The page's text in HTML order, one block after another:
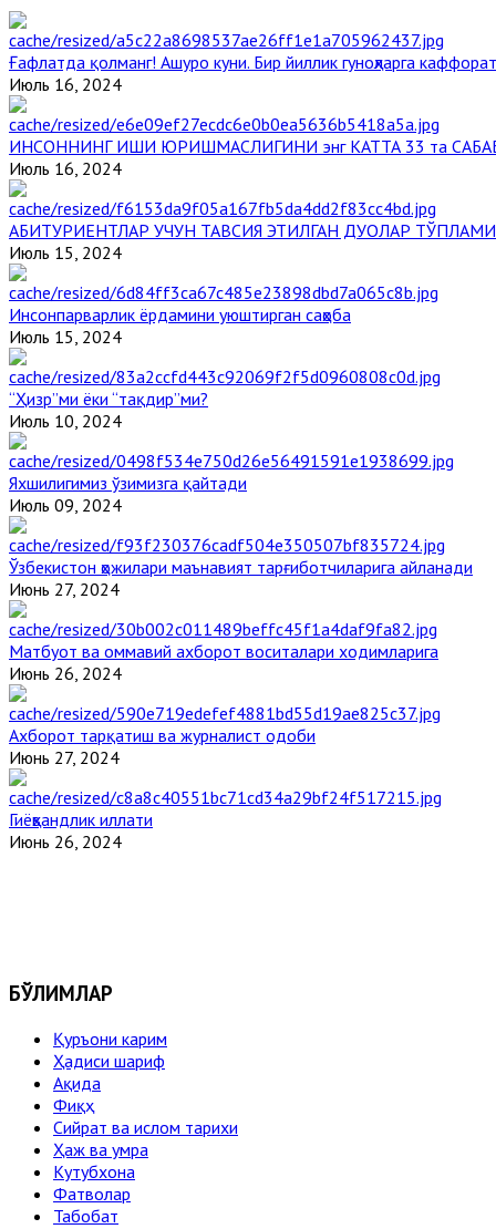
Ғафлатда қолманг! Ашуро куни. Бир йиллик гуноҳларга
Июль 16, 2024
ИНСОННИНГ ИШИ ЮРИШМАСЛИГИНИ энг КАТТА 33 та
Июль 16, 2024
АБИТУРИЕНТЛАР УЧУН ТАВСИЯ ЭТИЛГАН ДУОЛАР ТЎПЛАМИ
Июль 15, 2024
Инсонпарварлик ёрдамини уюштирган саҳоба
Июль 15, 2024
“Ҳизр”ми ёки “тақдир”ми?
Июль 10, 2024
Яхшилигимиз ўзимизга қайтади
Июль 09, 2024
Ўзбекистон ҳожилари маънавият тарғиботчиларига айланади
Июнь 27, 2024
Матбуот ва оммавий ахборот воситалари ходимларига
Июнь 26, 2024
Ахборот тарқатиш ва журналист одоби
Июнь 27, 2024
Гиёҳвандлик иллати
Июнь 26, 2024
БЎЛИМЛАР
Қуръони карим
Ҳадиси шариф
Ақида
Фиқҳ
Сийрат ва ислом тарихи
Ҳаж ва умра
Кутубхона
Фатволар
Табобат